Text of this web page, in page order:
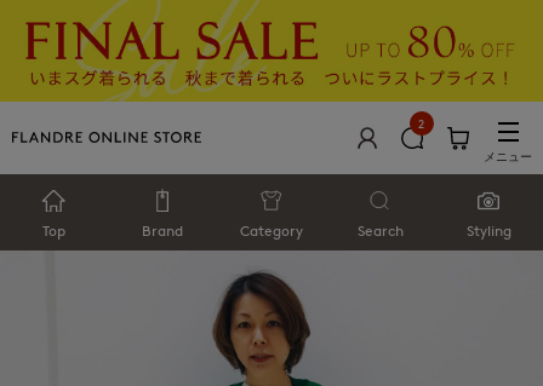
2
メニュー
Top Brand Category Search Styling